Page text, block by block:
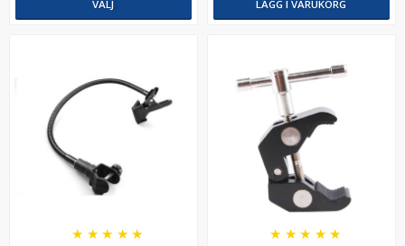
★★ ★★
LÄGG I VARUKORG
VÄLJ LÄGG I VARUKORG
★ ★ ★ ★ ★ ★ ★ ★ ★ ★